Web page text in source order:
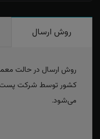
روش ارسال
روش ارسال در حالت
کشور توسط شرکت پست
می‌شود.